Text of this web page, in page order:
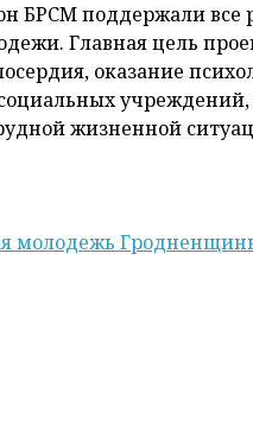
БРСМ поддержали
Главная цель
оказание
жизненной
молодежь